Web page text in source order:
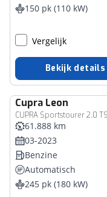
150 pk (110 kW)
Vergelijk
Bekijk details
Cupra Leon
61.888 km
03-2023
Benzine
Automatisch
245 pk (180 kW)